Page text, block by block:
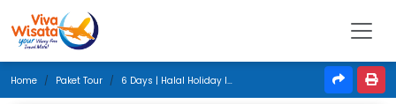
Home Paket Tour 6 Days | Halal Holiday In Korea | Februari 2025 | Jakarta